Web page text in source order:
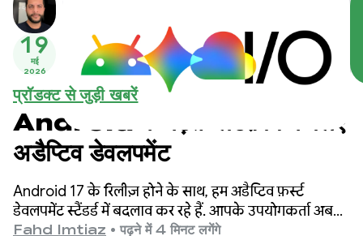
19
मई
2026
प्रॉडक्ट से जुड़ी खबरें
Android के बढ़ते प्लैटफ़ॉर्म के लिए
अडैप्टिव डेवलपमेंट
Android 17 के रिलीज़ होने के साथ, हम अडैप्टिव फ़र्स्ट
डेवलपमेंट स्टैंडर्ड में बदलाव कर रहे हैं. आपके उपयोगकर्ता अब
सिर्फ़ एक साइज़, डाइमेंशन या कॉन्फ़िगरेशन वाले डिवाइस पर
Fahd Imtiaz • पढ़ने में 4 मिनट लगेंगे